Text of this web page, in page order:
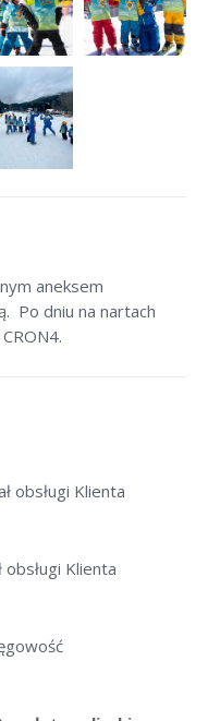
aneksem
Po dniu na nartach
obsługi Klienta
obsługi Klienta